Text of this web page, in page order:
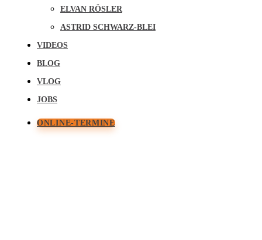
ELVAN RÖSLER
ASTRID SCHWARZ-BLEI
VIDEOS
BLOG
VLOG
JOBS
ONLINE-TERMINE